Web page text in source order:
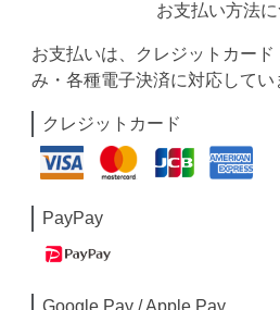
お支払い方法
お支払いは、クレジットカー
み・各種電子決済に対応してい
クレジットカード
PayPay